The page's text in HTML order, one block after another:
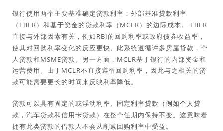
银行使用两个主要基准确定贷款利率：外部基准贷款利率
（EBLR）和基于资金的贷款利率（MCLR）的边际成本。 EBLR
直接与外部因素有关，例如RBI的回购利率或政府债券收益率，
使其对回购利率变化的反应更快。此系统遵循许多房屋贷款，个
人贷款和MSME贷款。另一方面，MCLR基于银行的内部资金和
运营费用。由于MCLR不直接遵循回购利率，因此与之相关的贷
款可能需要更长的时间来反映利率降低。
贷款可以具有固定的或浮动利率。固定利率贷款（例如个人贷
款，汽车贷款和信用卡贷款）在整个任期内保持不变。这意味着
拥有此类贷款的借款人不会从削减回购利率中受益。